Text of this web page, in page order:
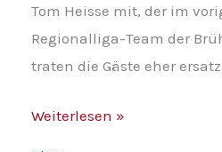
Tom Heisse mit, der im
Regionalliga-Team der
traten die Gäste eher
Weiterlesen »